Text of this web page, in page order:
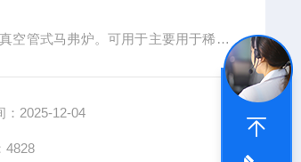
空管式马弗炉。可用于主要用于稀土
磁性材料、精密铸造、金属热处理等
：2025-12-04
4828